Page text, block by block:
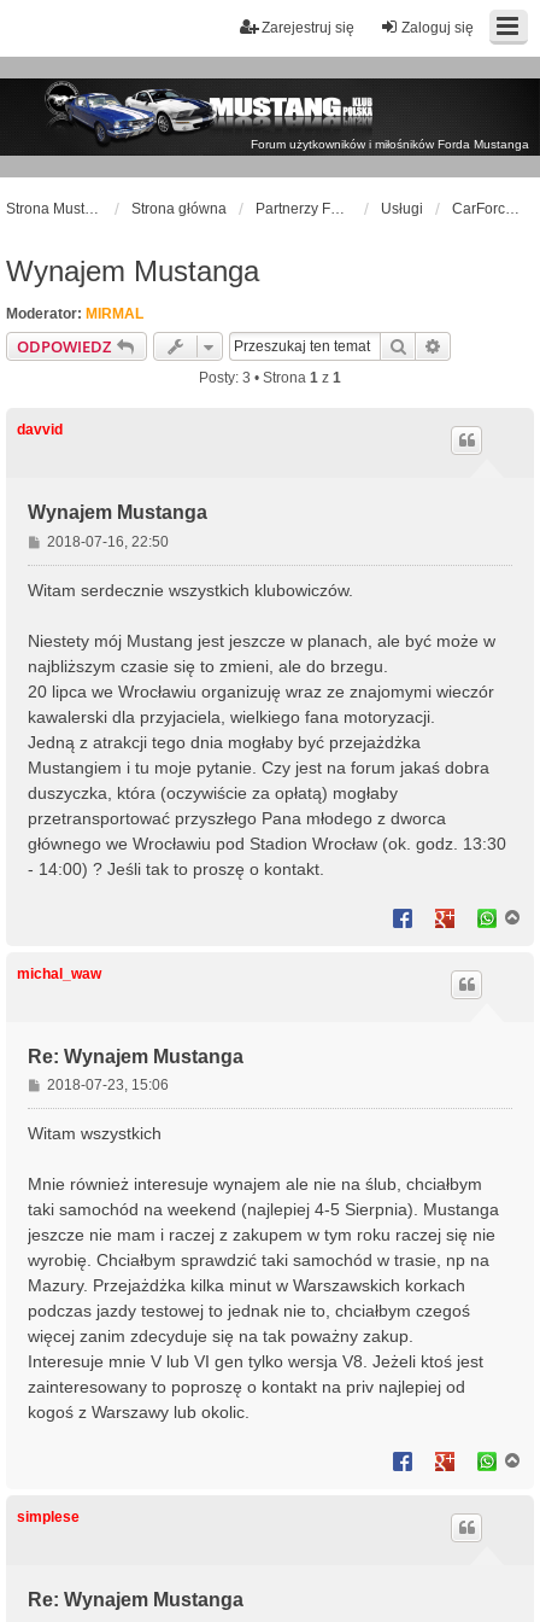
Zaloguj się
Zarejestruj się
Forum użytkowników i miłośników Forda Mustanga
Strona Mustangklub.pl Strona główna Partnerzy FORUM Usługi CarForceOne
Wynajem Mustanga
Moderator: MIRMAL
ODPOWIEDZ Szukaj
Posty: 3 • Strona 1 z 1
davvid
Wynajem Mustanga
P
o
s
2018-07-16, 22:50
Witam serdecznie wszystkich klubowiczów.
Niestety mój Mustang jest jeszcze w planach, ale być może w
najbliższym czasie się to zmieni, ale do brzegu.
20 lipca we Wrocławiu organizuję wraz ze znajomymi wieczór
kawalerski dla przyjaciela, wielkiego fana motoryzacji.
Jedną z atrakcji tego dnia mogłaby być przejażdżka
Mustangiem i tu moje pytanie. Czy jest na forum jakaś dobra
duszyczka, która (oczywiście za opłatą) mogłaby
przetransportować przyszłego Pana młodego z dworca
głównego we Wrocławiu pod Stadion Wrocław (ok. godz. 13:30
- 14:00) ? Jeśli tak to proszę o kontakt.
michal_waw
Re: Wynajem Mustanga
P
o
s
2018-07-23, 15:06
Witam wszystkich
Mnie również interesuje wynajem ale nie na ślub, chciałbym
taki samochód na weekend (najlepiej 4-5 Sierpnia). Mustanga
jeszcze nie mam i raczej z zakupem w tym roku raczej się nie
wyrobię. Chciałbym sprawdzić taki samochód w trasie, np na
Mazury. Przejażdżka kilka minut w Warszawskich korkach
podczas jazdy testowej to jednak nie to, chciałbym czegoś
więcej zanim zdecyduje się na tak poważny zakup.
Interesuje mnie V lub VI gen tylko wersja V8. Jeżeli ktoś jest
zainteresowany to poproszę o kontakt na priv najlepiej od
kogoś z Warszawy lub okolic.
simplese
Re: Wynajem Mustanga